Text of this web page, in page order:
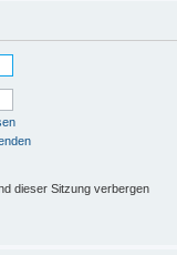
dieser Sitzung verbergen